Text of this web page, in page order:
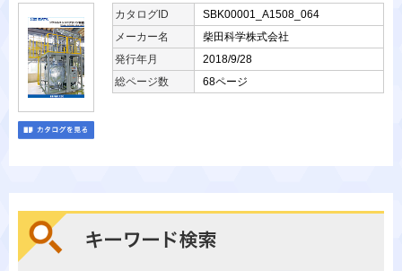
カタログID
SBK00001_A1508_064
メーカー名
柴田科学株式会社
発行年月
2018/9/28
総ページ数
68ページ